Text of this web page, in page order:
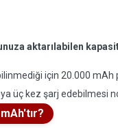
aktarılabilen
için 20.000
üç kez şarj edebilmesi